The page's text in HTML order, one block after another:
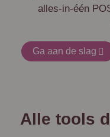
alles-in-één
Ga aan de slag
Alle tools